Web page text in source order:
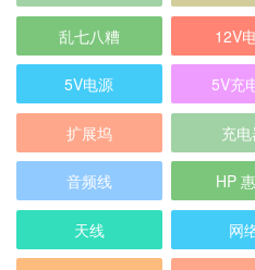
乱七八糟 12V
5V电源 5V充
扩展坞 充电
音频线 HP
天线 网